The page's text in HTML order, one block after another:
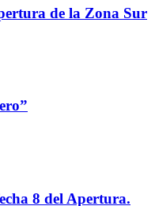
de la Zona Sur
8 del Apertura.